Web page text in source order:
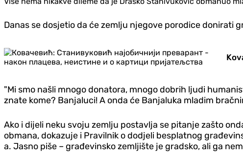
Danas se dosjetio da će zemlju njegove porodice donirati
"Mi smo našli mnogo donatora, mnogo dobrih ljudi
znate kome? Banjaluci! A onda će Banjaluka mladim
Ako i dijeli neku svoju zemlju postavlja se pitanje zašto
obmana, dokazuje i Pravilnik o dodjeli besplatnog
a. Jasno piše – građevinsko zemljište je gradsko, ali ga